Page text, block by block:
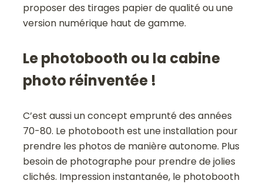
proposer des tirages papier de qualité ou une
version numérique haut de gamme.
Le photobooth ou la cabine
photo réinventée !
C’est aussi un concept emprunté des années
70-80. Le photobooth est une installation pour
prendre les photos de manière autonome. Plus
besoin de photographe pour prendre de jolies
clichés. Impression instantanée, le photobooth